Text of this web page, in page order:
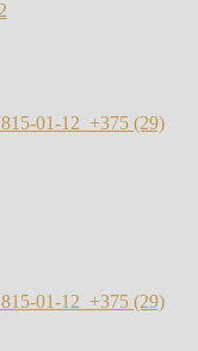
815-01-12 +375 (29)
815-01-12 +375 (29)